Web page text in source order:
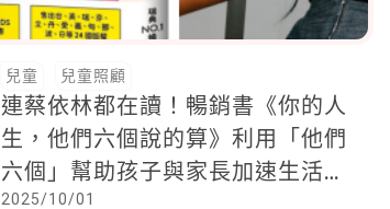
兒童 兒童照顧
連蔡依林都在讀！暢銷書《你的人
生，他們六個說的算》利用「他們
六個」幫助孩子與家長加速生活實
2025/10/01